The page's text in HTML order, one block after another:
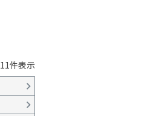
11件表示